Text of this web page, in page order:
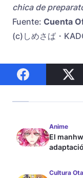
chica de
Fuente: Cuenta
(c)しめさば・
Anime
El
Cultura